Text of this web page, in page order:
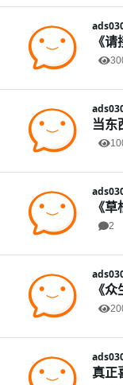
《
当东
《
2
《众
真正